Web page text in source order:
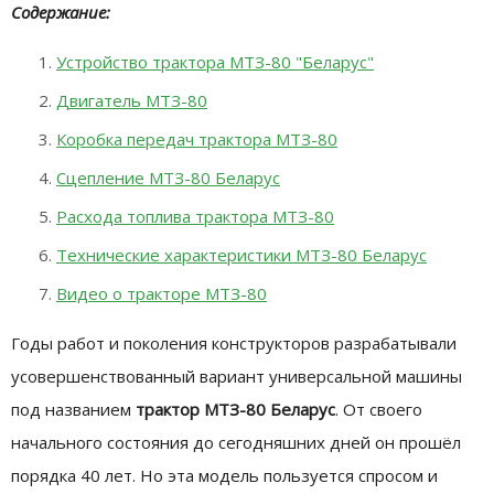
Содержание:
Устройство трактора МТЗ-80 "Беларус"
Двигатель МТЗ-80
Коробка передач трактора МТЗ-80
Сцепление МТЗ-80 Беларус
Расхода топлива трактора МТЗ-80
Технические характеристики МТЗ-80 Беларус
Видео о тракторе МТЗ-80
Годы работ и поколения конструкторов разрабатывали
усовершенствованный вариант универсальной машины
под названием трактор МТЗ-80 Беларус. От своего
начального состояния до сегодняшних дней он прошёл
порядка 40 лет. Но эта модель пользуется спросом и